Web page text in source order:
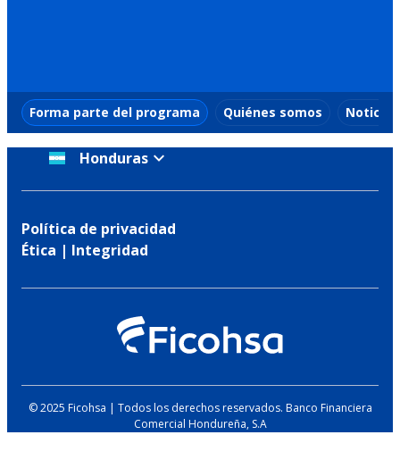
Forma parte del programa Quiénes somos
Honduras
Política de privacidad
Ética | Integridad
© 2025 Ficohsa | Todos los derechos reservados. Banco Financiera
Comercial Hondureña, S.A